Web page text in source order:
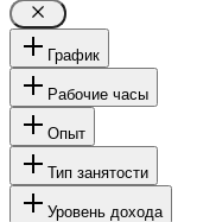
График
Рабочие часы
Опыт
Тип занятости
Уровень дохода